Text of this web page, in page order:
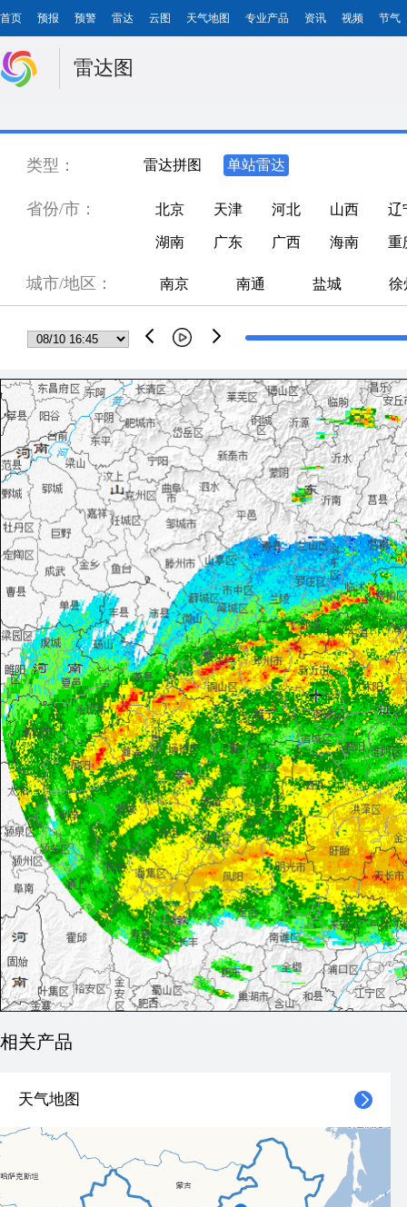
首页 预报 预警 雷达 云图 天气地图 专业产品 资讯 视频 节气
雷达图
类型： 雷达拼图 单站雷达
省份/市： 北京 天津 河北 山西 辽
湖南 广东 广西 海南 重
城市/地区： 南京 南通 盐城 徐
相关产品
天气地图